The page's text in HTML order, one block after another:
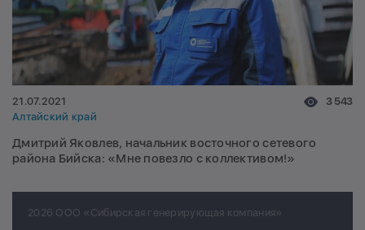
21.07.2021
Алтайский край
3 543
Дмитрий Яковлев, начальник восточного сетевого
района Бийска: «Мне повезло с коллективом!»
2026 ООО «Сибирская генерирующая компания»